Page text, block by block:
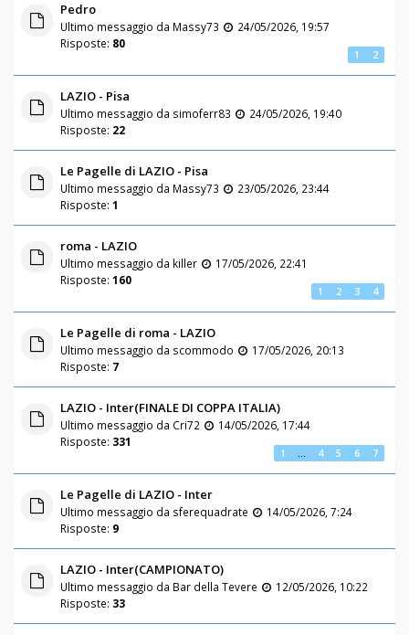
Pedro
Ultimo messaggio da Massy73
24/05/2026, 19:57
Risposte: 80
1 2
LAZIO - Pisa
Ultimo messaggio da simoferr83
24/05/2026, 19:40
Risposte: 22
Le Pagelle di LAZIO - Pisa
Ultimo messaggio da Massy73
23/05/2026, 23:44
Risposte: 1
roma - LAZIO
Ultimo messaggio da killer
17/05/2026, 22:41
Risposte: 160
1 2 3 4
Le Pagelle di roma - LAZIO
Ultimo messaggio da scommodo
17/05/2026, 20:13
Risposte: 7
LAZIO - Inter(FINALE DI COPPA ITALIA)
Ultimo messaggio da Cri72
14/05/2026, 17:44
Risposte: 331
1 … 4 5 6 7
Le Pagelle di LAZIO - Inter
Ultimo messaggio da sferequadrate
14/05/2026, 7:24
Risposte: 9
LAZIO - Inter(CAMPIONATO)
Ultimo messaggio da Bar della Tevere
12/05/2026, 10:22
Risposte: 33